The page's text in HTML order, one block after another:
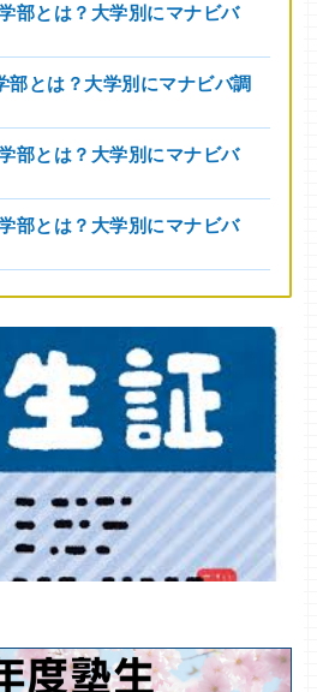
部とは？大学別にマナビバ
部とは？大学別にマナビバ調
部とは？大学別にマナビバ
部とは？大学別にマナビバ